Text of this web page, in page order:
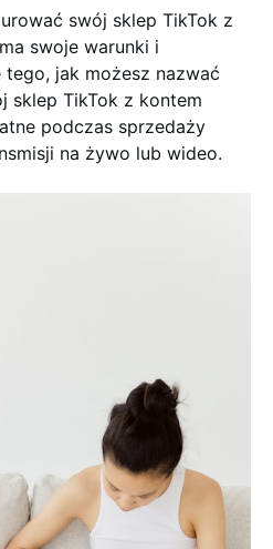
swój sklep TikTok z
swoje warunki i
jak możesz nazwać
sklep TikTok z kontem
podczas sprzedaży
na żywo lub wideo.